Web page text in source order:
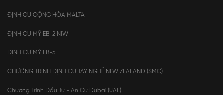
ĐỊNH CƯ CỘNG HÒA MALTA
ĐỊNH CƯ MỸ EB-2 NIW
ĐỊNH CƯ MỸ EB-5
CHƯƠNG TRÌNH ĐỊNH CƯ TAY NGHỀ NEW ZEALAND (SMC)
Chương Trình Đầu Tư - An Cư Dubai (UAE)